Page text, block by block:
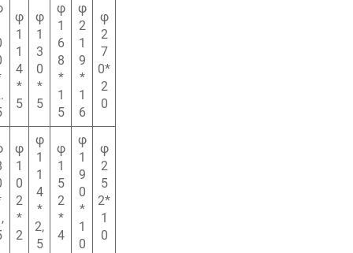
φ
1
1
4
*
5
φ
1
3
0
*
5
φ
1
6
8
*
1
5
φ
2
1
9
*
1
6
φ
2
7
0*
2
0
φ
1
0
2
*
2
φ
1
1
4
*
2,
5
φ
1
5
2
*
4
φ
1
9
0
*
1
0
φ
2
5
2*
1
0